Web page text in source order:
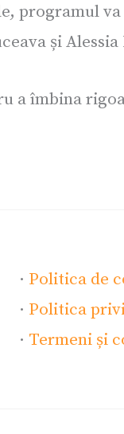
programul
și Alessia
a îmbina
· Politica de
· Politica
· Termeni și